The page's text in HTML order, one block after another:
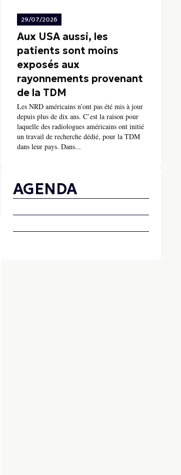
29/07/2026
Aux USA aussi, les
patients sont moins
exposés aux
rayonnements provenant
de la TDM
Les NRD américains n’ont pas été mis à jour
depuis plus de dix ans. C’est la raison pour
laquelle des radiologues américains ont initié
un travail de recherche dédié, pour la TDM
dans leur pays. Dans...
AGENDA